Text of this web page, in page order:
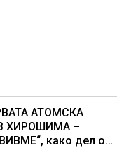
АТОМСКА
ХИРОШИМА –
како дел од